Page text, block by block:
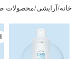
خانه آرایشی محصولات